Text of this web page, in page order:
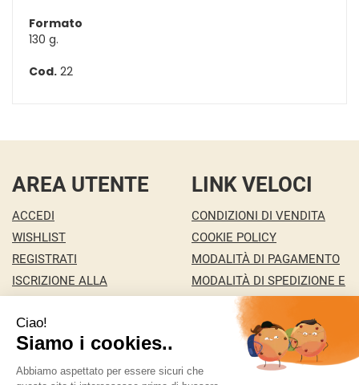
Formato
130 g.
Cod. 22
AREA UTENTE
ACCEDI
WISHLIST
REGISTRATI
ISCRIZIONE ALLA
CONTATTI
LINK VELOCI
CONDIZIONI DI VENDITA
COOKIE POLICY
MODALITÀ DI PAGAMENTO
MODALITÀ DI SPEDIZIONE E
INFORMATIVA PRIVACY